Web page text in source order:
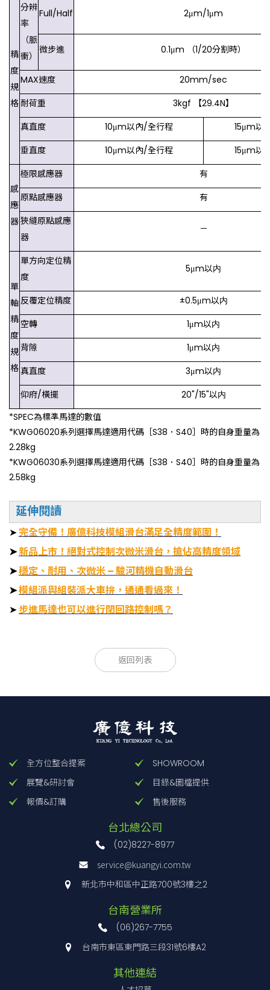
精
度
規
格
分辨
率
（脈
衝）
Full/Half 2μm/1μm
微步進 0.1μm （1/20分割時）
MAX速度
20mm/sec
耐荷重
3kgf 【29.4N】
真直度
10μm以內/全行程
15μm以
垂直度
10μm以內/全行程 15μm以
感
應
器
極限感應器
有
原點感應器
有
狹縫原點感應
器
－
單
軸
精
度
規
格
單方向定位精
度
5μm以内
反覆定位精度
±0.5μm以内
空轉
1μm以内
背隙
1μm以内
真直度
3μm以内
仰府/橫擺
20"/15"以内
*SPEC為標準馬達的數值
*KWG06020系列選擇馬達適用代碼［S38．S40］時的自身重量為
2.28kg
*KWG06030系列選擇馬達適用代碼［S38．S40］時的自身重量為
2.58kg​​​​​​
延伸閱讀
➤完全守備！廣億科技模組滑台滿足全精度範圍！
➤新品上市！絕對式控制次微米滑台，搶佔高精度領域
➤穩定、耐用、次微米 – 駿河精機自動滑台
➤模組派與組裝派大車拚，通通看過來！
➤步進馬達也可以進行閉回路控制嗎？
型號
位精度
滑檯
[mm]
量
重
框面
KWG06020TV-
±0.5μm
60
返回列表
全方位整合提案
SHOWROOM
展覽&研討會
目錄&圖檔提供
報價&訂購
售後服務
台北總公司
(02)8227-8977
service@kuangyi.com.tw
新北市中和區中正路700號3樓之2
台南營業所
(06)267-7755
台南市東區東門路三段31號6樓A2
其他連結